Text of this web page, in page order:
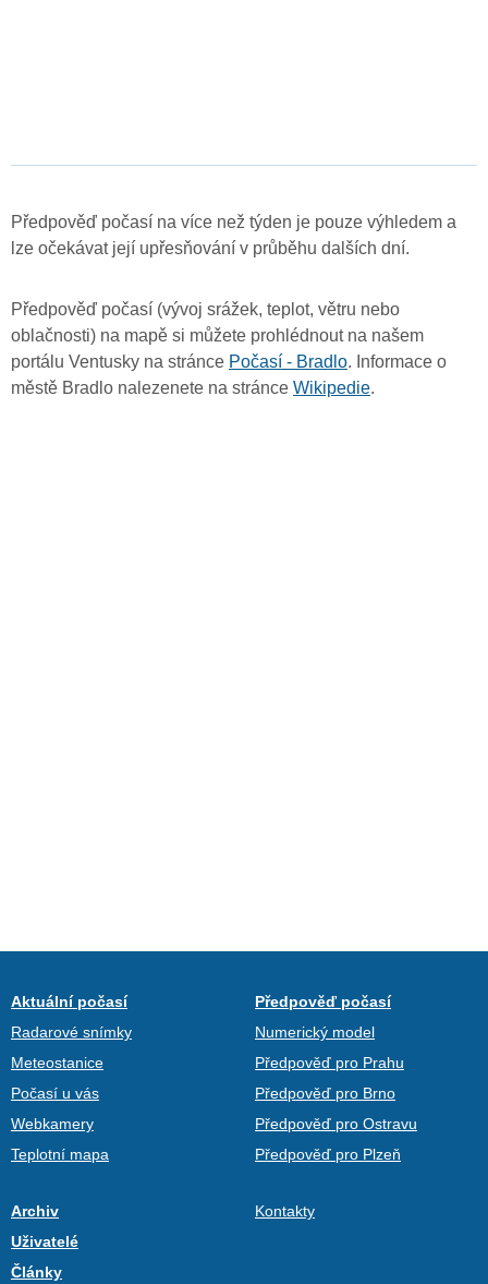
Předpověď počasí na více než týden je pouze výhledem a
lze očekávat její upřesňování v průběhu dalších dní.
Předpověď počasí (vývoj srážek, teplot, větru nebo
oblačnosti) na mapě si můžete prohlédnout na našem
portálu Ventusky na stránce Počasí - Bradlo. Informace o
městě Bradlo nalezenete na stránce Wikipedie.
Aktuální počasí
Radarové snímky
Meteostanice
Počasí u vás
Webkamery
Teplotní mapa
Předpověď počasí
Numerický model
Předpověď pro Prahu
Předpověď pro Brno
Předpověď pro Ostravu
Předpověď pro Plzeň
Archiv
Uživatelé
Články
Kontakty